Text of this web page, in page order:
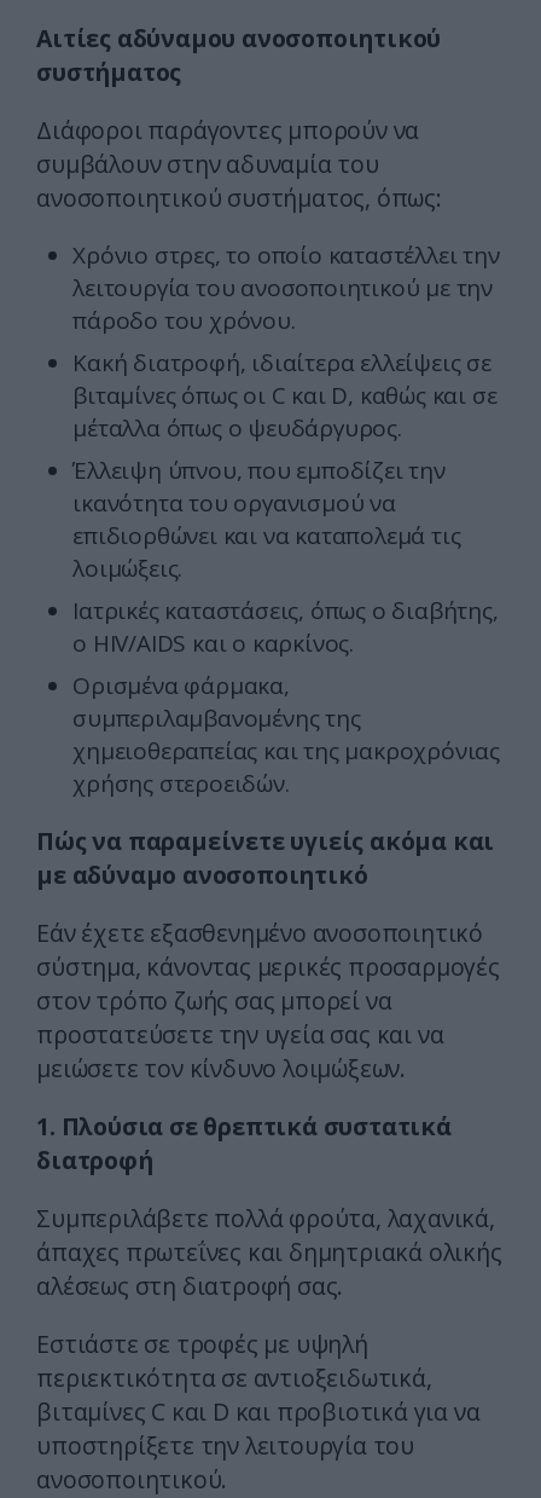
Αιτίες αδύναμου ανοσοποιητικού
συστήματος
Διάφοροι παράγοντες μπορούν να
συμβάλουν στην αδυναμία του
ανοσοποιητικού συστήματος, όπως:
Χρόνιο στρες, το οποίο καταστέλλει την
λειτουργία του ανοσοποιητικού με την
πάροδο του χρόνου.
Κακή διατροφή, ιδιαίτερα ελλείψεις σε
βιταμίνες όπως οι C και D, καθώς και σε
μέταλλα όπως ο ψευδάργυρος.
Έλλειψη ύπνου, που εμποδίζει την
ικανότητα του οργανισμού να
επιδιορθώνει και να καταπολεμά τις
λοιμώξεις.
Ιατρικές καταστάσεις, όπως ο διαβήτης,
ο HIV/AIDS και ο καρκίνος.
Ορισμένα φάρμακα,
συμπεριλαμβανομένης της
χημειοθεραπείας και της μακροχρόνιας
χρήσης στεροειδών.
Πώς να παραμείνετε υγιείς ακόμα και
με αδύναμο ανοσοποιητικό
Εάν έχετε εξασθενημένο ανοσοποιητικό
σύστημα, κάνοντας μερικές προσαρμογές
στον τρόπο ζωής σας μπορεί να
προστατεύσετε την υγεία σας και να
μειώσετε τον κίνδυνο λοιμώξεων.
1. Πλούσια σε θρεπτικά συστατικά
διατροφή
Συμπεριλάβετε πολλά φρούτα, λαχανικά,
άπαχες πρωτεΐνες και δημητριακά ολικής
αλέσεως στη διατροφή σας.
Εστιάστε σε τροφές με υψηλή
περιεκτικότητα σε αντιοξειδωτικά,
βιταμίνες C και D και προβιοτικά για να
υποστηρίξετε την λειτουργία του
ανοσοποιητικού.